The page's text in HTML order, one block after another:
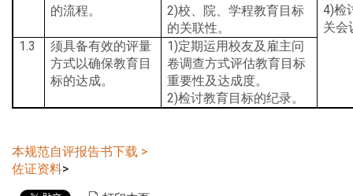
4)检
关会
的流程。
2)校、院、学程教育目标
的关联性。
1.3
须具备有效的评量
方式以确保教育目
标的达成。
1)定期运用校友及雇主问
卷调查方式评估教育目标
重要性及达成度。
2)检讨教育目标的纪录。
本规范自评报告书下载 >
佐证资料>